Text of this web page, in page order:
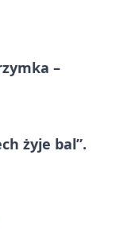
–
żyje bal”.